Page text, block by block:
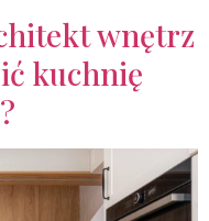
wnętrz
kuchnię